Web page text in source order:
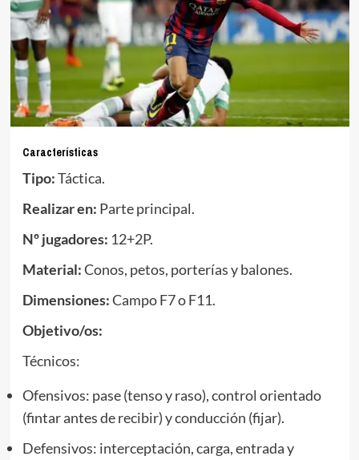
Características
Tipo:Táctica.
Realizar en: Parte principal.
Nº jugadores: 12+2P.
Material:Conos, petos, porterías y balones.
Dimensiones:Campo F7 o F11.
Objetivo/os:
Técnicos:
Ofensivos: pase (tenso y raso), control orientado
(fintar antes de recibir) y conducción (fijar).
Defensivos: interceptación, carga, entrada y